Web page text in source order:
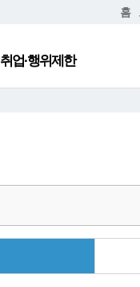
홈
취업·행위제한